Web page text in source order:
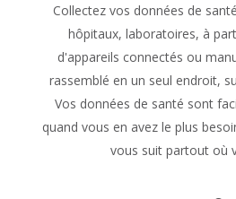
Collectez vos données de
hôpitaux, laboratoires, à
d'appareils connectés ou
rassemblé en un seul endroit,
Vos données de santé sont
quand vous en avez le plus
vous suit partout où